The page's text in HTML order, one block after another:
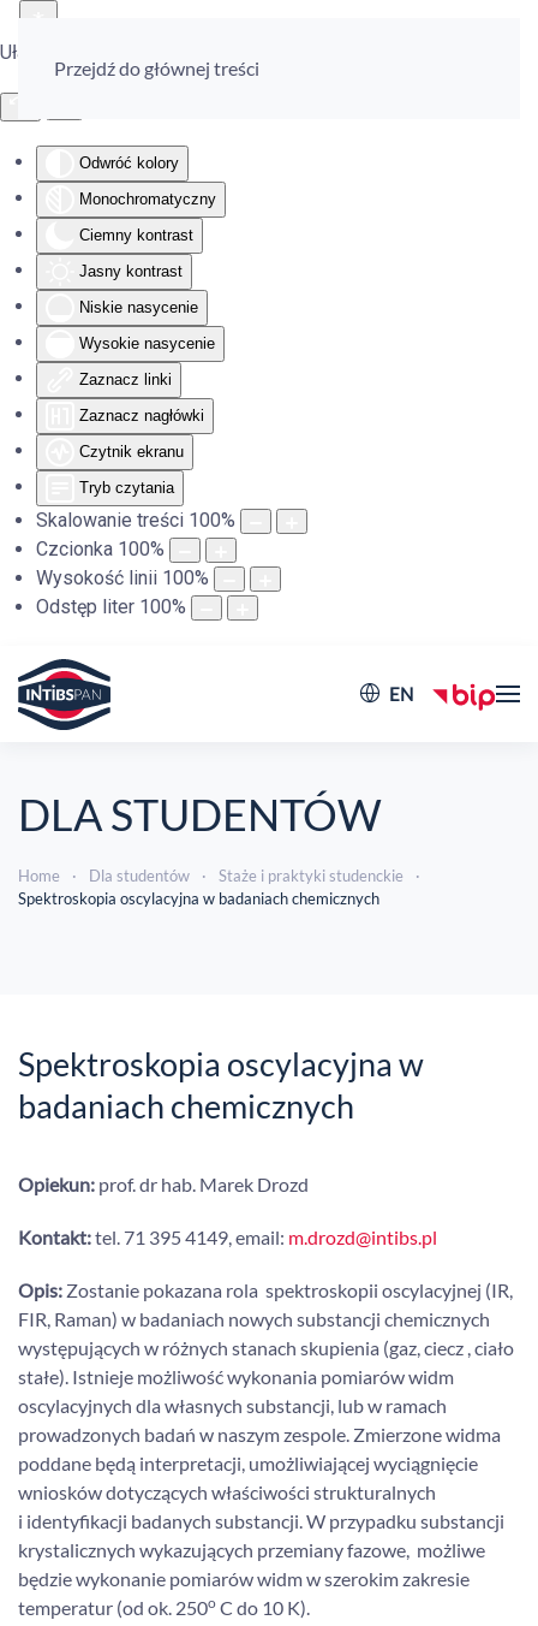
Ułatwienia dostępu
Odwróć kolory
Monochromatyczny
Ciemny kontrast
Jasny kontrast
Niskie nasycenie
Wysokie nasycenie
Zaznacz linki
Zaznacz nagłówki
Czytnik ekranu
Tryb czytania
Skalowanie treści 100%
Czcionka 100%
Wysokość linii 100%
Odstęp liter 100%
Przejdź do głównej treści
EN
DLA STUDENTÓW
Home Dla studentów
Staże i praktyki studenckie
Spektroskopia oscylacyjna w badaniach chemicznych
Spektroskopia oscylacyjna w
badaniach chemicznych
Opiekun: prof. dr hab. Marek Drozd
Kontakt:tel. 71 395 4149, email: m.drozd@intibs.pl
Opis: Zostanie pokazana rola spektroskopii oscylacyjnej (IR,
FIR, Raman) w badaniach nowych substancji chemicznych
występujących w różnych stanach skupienia (gaz, ciecz , ciało
stałe). Istnieje możliwość wykonania pomiarów widm
oscylacyjnych dla własnych substancji, lub w ramach
prowadzonych badań w naszym zespole. Zmierzone widma
poddane będą interpretacji, umożliwiającej wyciągnięcie
wniosków dotyczących właściwości strukturalnych
i identyfikacji badanych substancji. W przypadku substancji
krystalicznych wykazujących przemiany fazowe, możliwe
będzie wykonanie pomiarów widm w szerokim zakresie
temperatur (od ok. 250o C do 10 K).